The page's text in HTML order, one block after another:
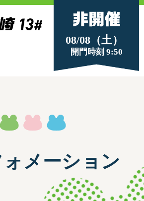
08/08（土）
開門時刻 9:50
メーション